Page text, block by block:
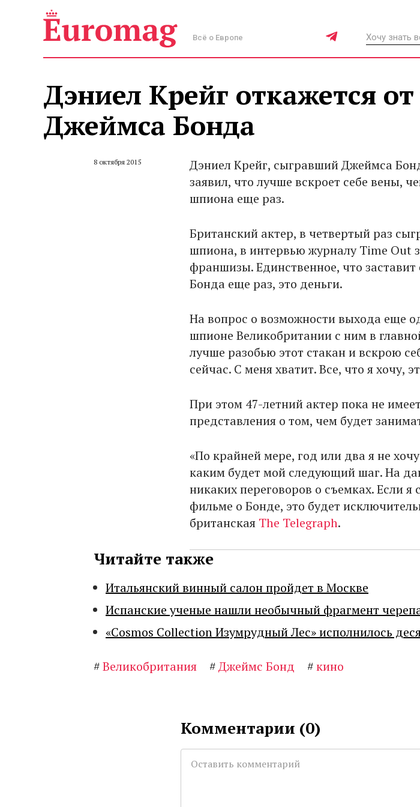
Всё о Европе
Дэниел Крейг откажется
Джеймса Бонда
8 октября 2015
Дэниел Крейг, сыгравший Джеймса
заявил, что лучше вскроет себе вены,
шпиона еще раз.
Британский актер, в четвертый раз
шпиона, в интервью журналу Time Out
франшизы. Единственное, что
Бонда еще раз, это деньги.
На вопрос о возможности выхода еще
шпионе Великобритании с ним в
лучше разобью этот стакан и вскрою
сейчас. С меня хватит. Все, что я хочу,
При этом 47-летний актер пока не
представления о том, чем будет
«По крайней мере, год или два я не
каким будет мой следующий шаг. На
никаких переговоров о съемках. Если
фильме о Бонде, это будет
британская The Telegraph.
Читайте также
Итальянский винный салон пройдет в Москве
Испанские ученые нашли необычный фрагмент
«Cosmos Collection Изумрудный Лес» исполнилось
#Великобритания #Джеймс Бонд #кино
Комментарии (0)